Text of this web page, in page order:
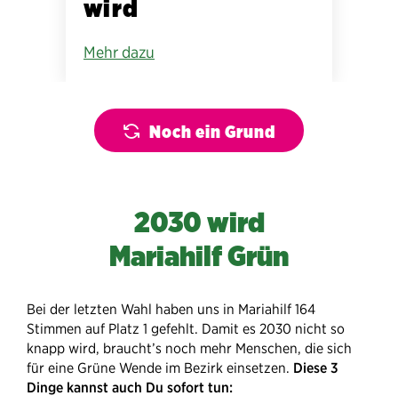
wird
Mehr dazu
Noch ein Grund
2030 wird
Mariahilf Grün
Bei der letzten Wahl haben uns in Mariahilf 164
Stimmen auf Platz 1 gefehlt. Damit es 2030 nicht so
knapp wird, braucht’s noch mehr Menschen, die sich
für eine Grüne Wende im Bezirk einsetzen. Diese 3
Dinge kannst auch Du sofort tun: